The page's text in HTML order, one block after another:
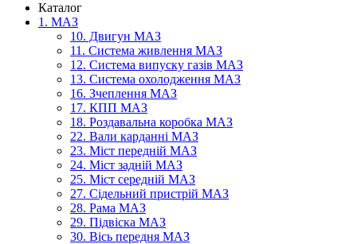
Каталог
1. МАЗ
10. Двигун МАЗ
11. Система живлення МАЗ
12. Система випуску газів МАЗ
13. Система охолодження МАЗ
16. Зчеплення МАЗ
17. КПП МАЗ
18. Роздавальна коробка МАЗ
22. Вали карданні МАЗ
23. Міст передній МАЗ
24. Міст задній МАЗ
25. Міст середній МАЗ
27. Сідельний пристрій МАЗ
28. Рама МАЗ
29. Підвіска МАЗ
30. Вісь передня МАЗ